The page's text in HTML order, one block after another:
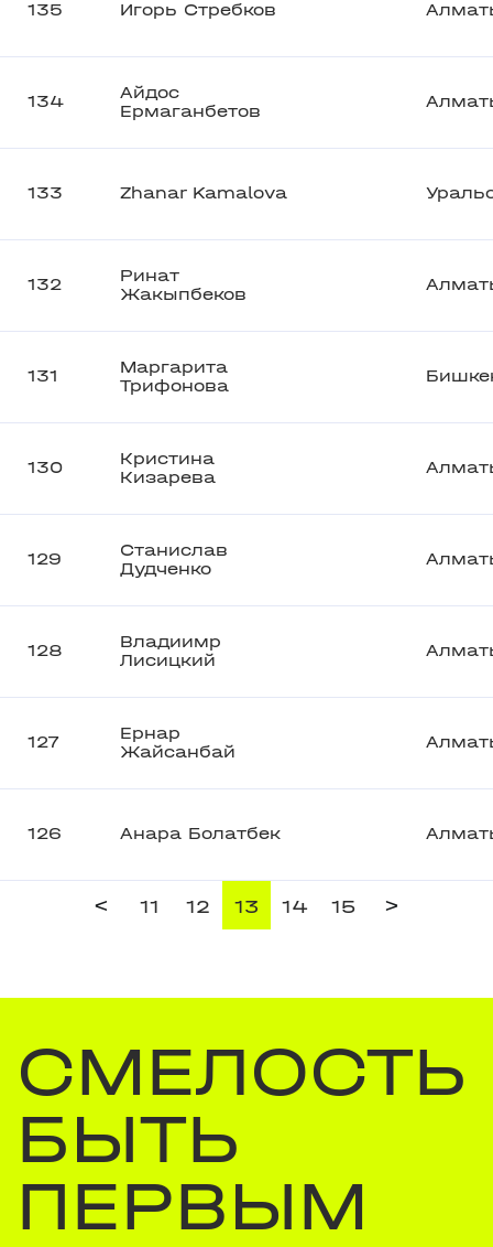
135 Игорь Стребков
134
Айдос
Ермаганбетов
133 Zhanar Kamalova
132
Ринат
Жакыпбеков
131
Маргарита
Трифонова
130
Кристина
Кизарева
129
Станислав
Дудченко
128
Владиимр
Лисицкий
127
Ернар
Жайсанбай
126 Анара Болатбек
< 11 12 13 14 15 >
СМЕЛОСТЬ
БЫТЬ
ПЕРВЫМ